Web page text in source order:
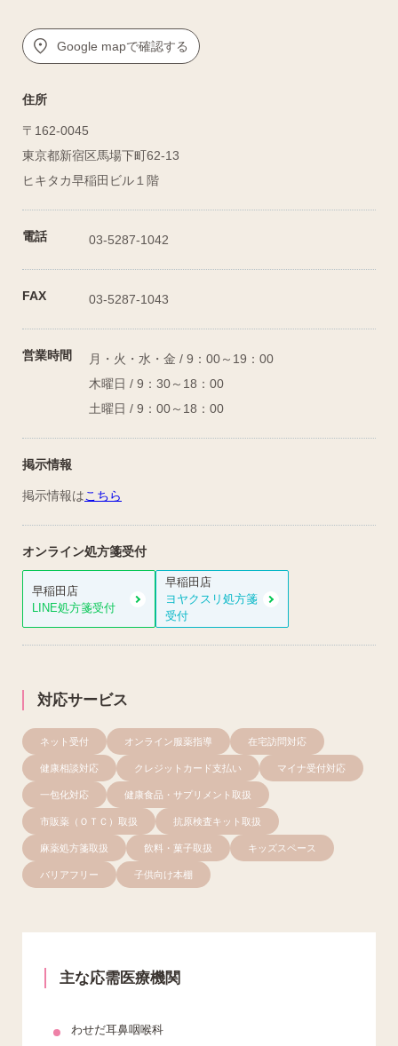
Google mapで確認する
住所
〒162-0045
東京都新宿区馬場下町62-13
ヒキタカ早稲田ビル１階
電話 03-5287-1042
FAX 03-5287-1043
営業時間
月・火・水・金 / 9：00～19：00
木曜日 / 9：30～18：00
土曜日 / 9：00～18：00
掲示情報
掲示情報はこちら
オンライン処方箋受付
早稲田店
LINE処方箋受付
早稲田店
ヨヤクスリ処方箋
受付
対応サービス
ネット受付 オンライン服薬指導 在宅訪問対応
健康相談対応 クレジットカード支払い マイナ受付対応
一包化対応 健康食品・サプリメント取扱
市販薬（ＯＴＣ）取扱 抗原検査キット取扱
麻薬処方箋取扱 飲料・菓子取扱 キッズスペース
バリアフリー 子供向け本棚
主な応需医療機関
わせだ耳鼻咽喉科